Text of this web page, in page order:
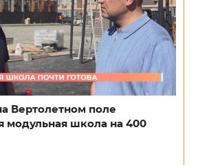
Вертолетном поле
модульная школа на 400